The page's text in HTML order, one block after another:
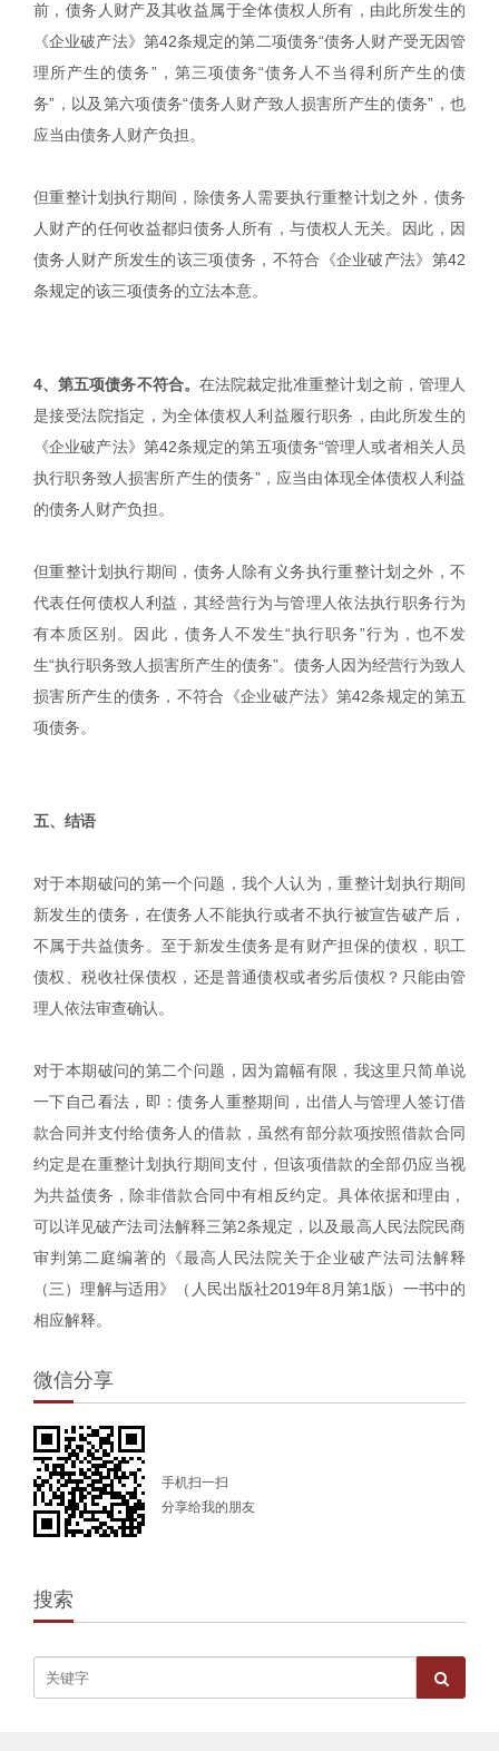
前，债务人财产及其收益属于全体债权人所有，由此所发生的
《企业破产法》第42条规定的第二项债务“债务人财产受无因管
理所产生的债务”，第三项债务“债务人不当得利所产生的债
务”，以及第六项债务“债务人财产致人损害所产生的债务”，也
应当由债务人财产负担。
但重整计划执行期间，除债务人需要执行重整计划之外，债务
人财产的任何收益都归债务人所有，与债权人无关。因此，因
债务人财产所发生的该三项债务，不符合《企业破产法》第42
条规定的该三项债务的立法本意。
4、第五项债务不符合。 在法院裁定批准重整计划之前，管理人
是接受法院指定，为全体债权人利益履行职务，由此所发生的
《企业破产法》第42条规定的第五项债务“管理人或者相关人员
执行职务致人损害所产生的债务”，应当由体现全体债权人利益
的债务人财产负担。
但重整计划执行期间，债务人除有义务执行重整计划之外，不
代表任何债权人利益，其经营行为与管理人依法执行职务行为
有本质区别。因此，债务人不发生“执行职务”行为，也不发
生“执行职务致人损害所产生的债务”。债务人因为经营行为致人
损害所产生的债务，不符合《企业破产法》第42条规定的第五
项债务。
五、结语
对于本期破问的第一个问题，我个人认为，重整计划执行期间
新发生的债务，在债务人不能执行或者不执行被宣告破产后，
不属于共益债务。至于新发生债务是有财产担保的债权，职工
债权、税收社保债权，还是普通债权或者劣后债权？只能由管
理人依法审查确认。
对于本期破问的第二个问题，因为篇幅有限，我这里只简单说
一下自己看法，即：债务人重整期间，出借人与管理人签订借
款合同并支付给债务人的借款，虽然有部分款项按照借款合同
约定是在重整计划执行期间支付，但该项借款的全部仍应当视
为共益债务，除非借款合同中有相反约定。具体依据和理由，
可以详见破产法司法解释三第2条规定，以及最高人民法院民商
审判第二庭编著的《最高人民法院关于企业破产法司法解释
（三）理解与适用》（人民出版社2019年8月第1版）一书中的
相应解释。
微信分享
手机扫一扫
分享给我的朋友
搜索